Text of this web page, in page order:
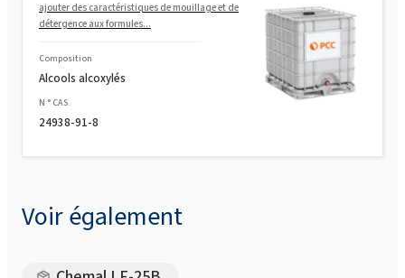
ROKAnol MB (PPG-5-Ceteth-20)
ajouter des caractéristiques de mouillage et de
détergence aux formules...
Composition
Alcools alcoxylés
N ° CAS.
24938-91-8
Voir également